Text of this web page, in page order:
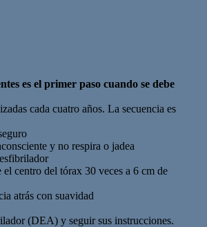
es el primer paso cuando se debe
cada cuatro años. La secuencia es
y no respira o jadea
centro del tórax 30 veces a 6 cm de
atrás con suavidad
(DEA) y seguir sus instrucciones.